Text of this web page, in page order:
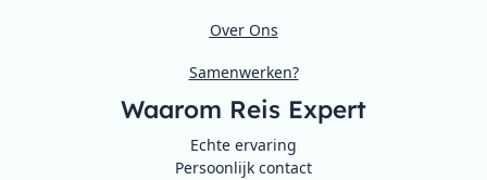
Over Ons
Samenwerken?
Waarom Reis Expert
Echte ervaring
Persoonlijk contact